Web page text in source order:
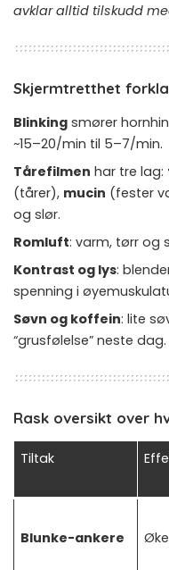
avklar alltid tilskudd
Skjermtretthet
Blinking smører
~15–20/min til 5–7/min.
Tårefilmen har tre lag:
(tårer), mucin (fester
og slør.
Romluft: varm, tørr og
Kontrast og lys:
spenning i
Søvn og koffein: lite
“grusfølelse” neste dag.
Rask oversikt over
Tiltak
Blunke-ankere